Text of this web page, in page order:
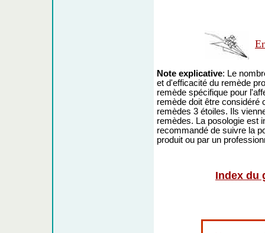
Note explicative: Le
et d'efficacité du remède
remède spécifique pour
remède doit être considéré
remèdes 3 étoiles. Ils
remèdes. La posologie est
recommandé de suivre la
produit ou par un
Index du